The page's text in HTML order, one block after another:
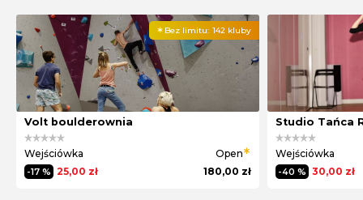
Bez limitu: 142 kluby
Volt boulderownia
Wejściówka
-17 % 25,00 zł
Open
180,00 zł
Studio Tańca
Wejściówka
-40 % 30,00 zł